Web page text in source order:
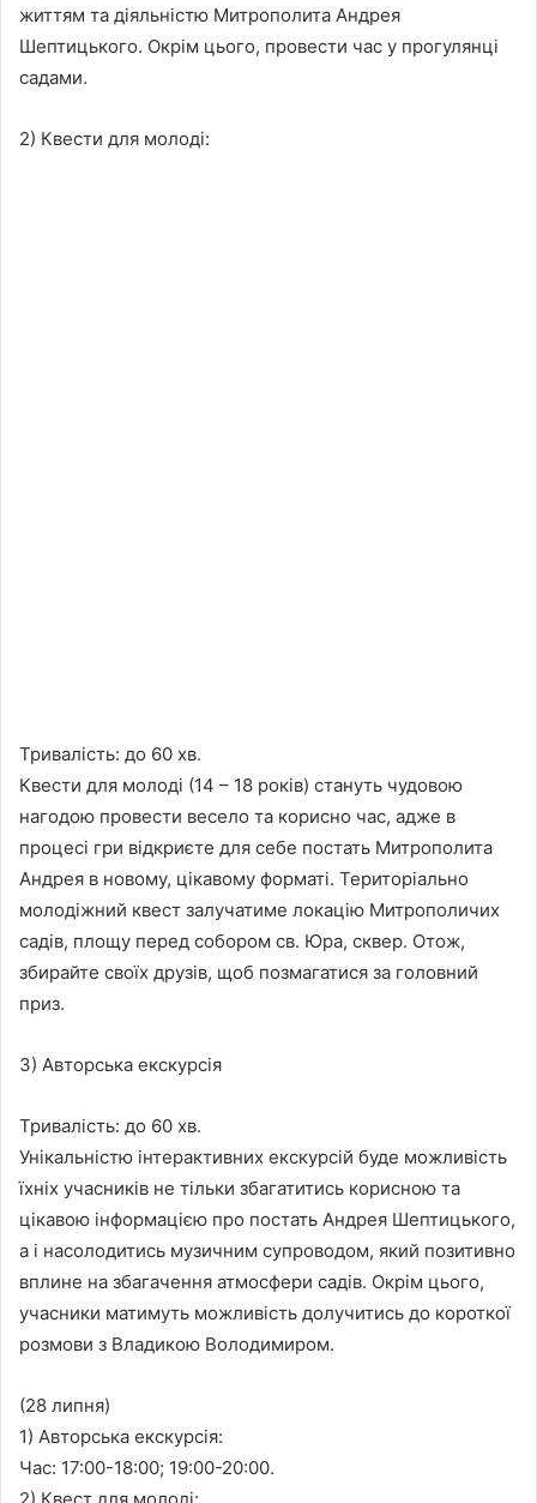
життям та діяльністю Митрополита Андрея
Шептицького. Окрім цього, провести час у прогулянці
садами.
2) Квести для молоді:
Тривалість: до 60 хв.
Квести для молоді (14 – 18 років) стануть чудовою
нагодою провести весело та корисно час, адже в
процесі гри відкриєте для себе постать Митрополита
Андрея в новому, цікавому форматі. Територіально
молодіжний квест залучатиме локацію Митрополичих
садів, площу перед собором св. Юра, сквер. Отож,
збирайте своїх друзів, щоб позмагатися за головний
приз.
3) Авторська екскурсія
Тривалість: до 60 хв.
Унікальністю інтерактивних екскурсій буде можливість
їхніх учасників не тільки збагатитись корисною та
цікавою інформацією про постать Андрея Шептицького,
а і насолодитись музичним супроводом, який позитивно
вплине на збагачення атмосфери садів. Окрім цього,
учасники матимуть можливість долучитись до короткої
розмови з Владикою Володимиром.
(28 липня)
1) Авторська екскурсія:
Час: 17:00-18:00; 19:00-20:00.